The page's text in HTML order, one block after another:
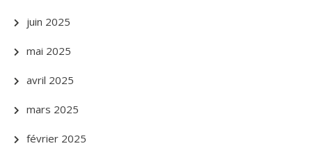
juin 2025
mai 2025
avril 2025
mars 2025
février 2025